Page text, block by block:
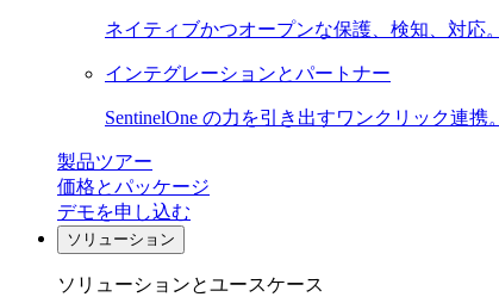
ネイティブかつオープンな保護、検知、対応。
インテグレーションとパートナー
SentinelOne の力を引き出すワンクリック連携。
製品ツアー
価格とパッケージ
デモを申し込む
ソリューション
ソリューションとユースケース